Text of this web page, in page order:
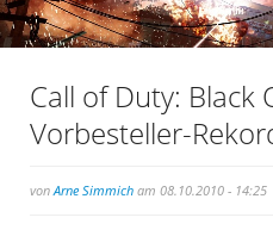
Call of Duty: Black
Vorbesteller-
von Arne Simmich am 08.10.2010 - 14:25